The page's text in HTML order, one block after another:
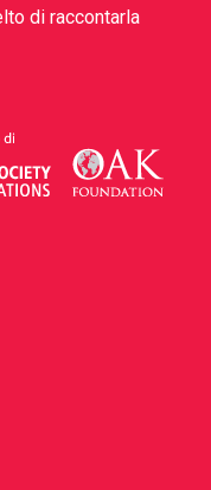
di raccontarla